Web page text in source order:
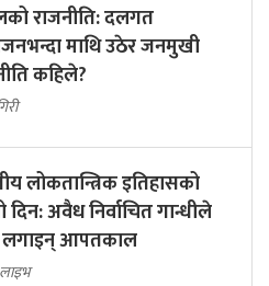
राजनीति: दलगत
माथि उठेर जनमुखी
कहिले?
लोकतान्त्रिक इतिहासको
दिन: अवैध निर्वाचित गान्धीले
आपतकाल